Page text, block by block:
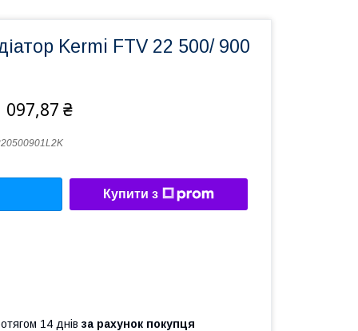
Kermi FTV 22 500/ 900
097,87 ₴
Купити з
14 днів за рахунок покупця